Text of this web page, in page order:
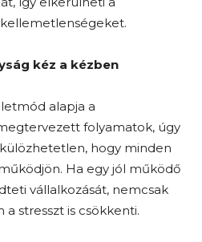
kéz a kézben
alapja a
folyamatok, úgy
hogy minden
Ha egy jól működő
vállalkozását, nemcsak
stresszt is csökkenti.